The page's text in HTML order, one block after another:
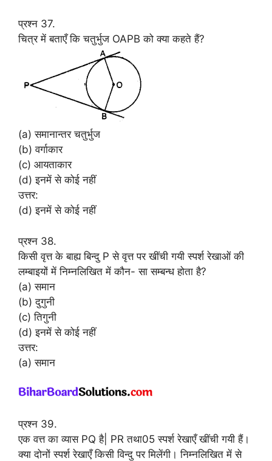
प्रश्न 37.
चित्र में बताएँ कि चतुर्भुज OAPB को क्या कहते हैं?
(a) समानान्तर चतुर्भुज
(b) वर्गाकार
(c) आयताकार
(d) इनमें से कोई नहीं
उत्तर:
(d) इनमें से कोई नहीं
प्रश्न 38.
किसी वृत्त के बाह्य बिन्दु P से वृत्त पर खींची गयी स्पर्श रेखाओं की
लम्बाइयों में निम्नलिखित में कौन- सा सम्बन्ध होता है?
(a) समान
(b) दुगुनी
(c) तिगुनी
(d) इनमें से कोई नहीं
उत्तर:
(a) समान
प्रश्न 39.
एक वत्त का व्यास PQ है| PR तथा05 स्पर्श रेखाएँ खींची गयी हैं।
क्या दोनों स्पर्श रेखाएँ किसी विन्दु पर मिलेंगी। निम्नलिखित में से